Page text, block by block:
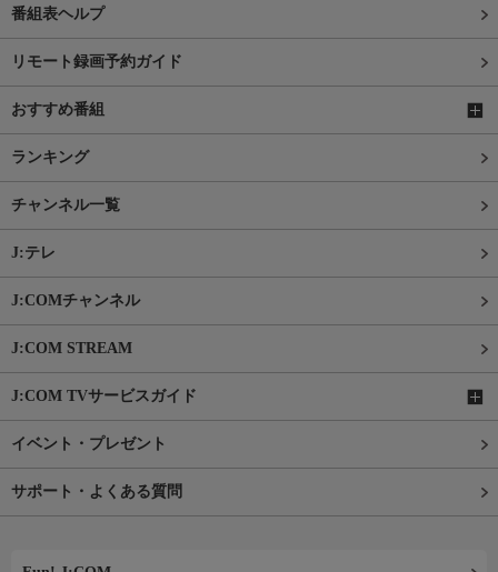
番組表ヘルプ
リモート録画予約ガイド
おすすめ番組
ランキング
チャンネル一覧
J:テレ
J:COMチャンネル
J:COM STREAM
J:COM TVサービスガイド
イベント・プレゼント
サポート・よくある質問